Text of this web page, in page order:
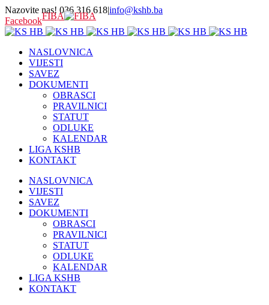
Nazovite nas! 036 316 618|info@kshb.ba
FacebookFIBA
NASLOVNICA
VIJESTI
SAVEZ
DOKUMENTI
OBRASCI
PRAVILNICI
STATUT
ODLUKE
KALENDAR
LIGA KSHB
KONTAKT
NASLOVNICA
VIJESTI
SAVEZ
DOKUMENTI
OBRASCI
PRAVILNICI
STATUT
ODLUKE
KALENDAR
LIGA KSHB
KONTAKT